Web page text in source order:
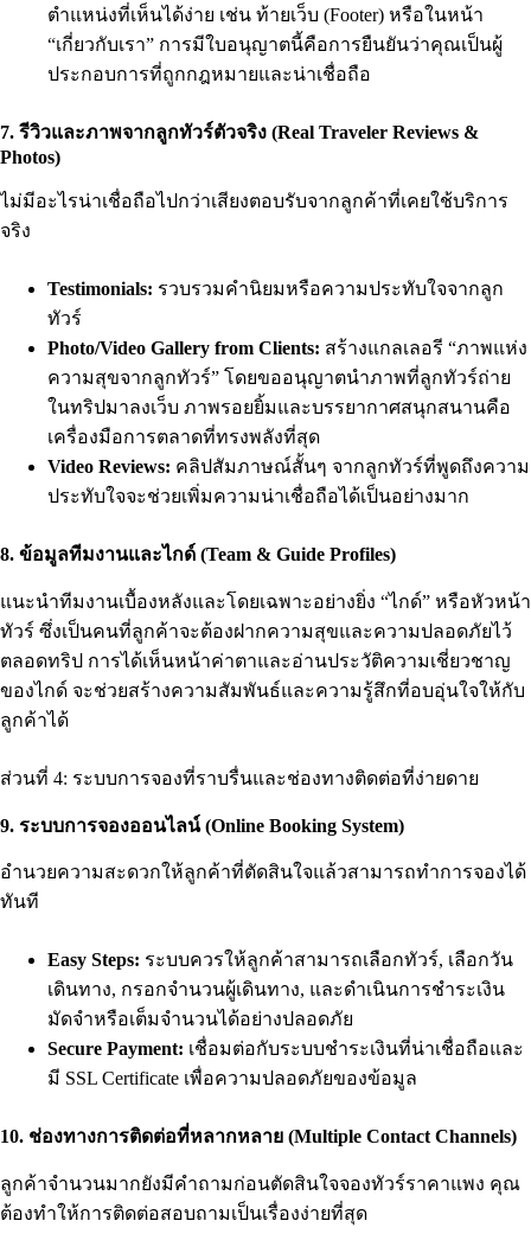
ตำแหน่งที่เห็นได้ง่าย เช่น ท้ายเว็บ (Footer) หรือในหน้า
“เกี่ยวกับเรา” การมีใบอนุญาตนี้คือการยืนยันว่าคุณเป็นผู้
ประกอบการที่ถูกกฎหมายและน่าเชื่อถือ
7. รีวิวและภาพจากลูกทัวร์ตัวจริง (Real Traveler Reviews &
Photos)
ไม่มีอะไรน่าเชื่อถือไปกว่าเสียงตอบรับจากลูกค้าที่เคยใช้บริการ
จริง
Testimonials: รวบรวมคำนิยมหรือความประทับใจจากลูก
ทัวร์
Photo/Video Gallery from Clients: สร้างแกลเลอรี “ภาพแห่ง
ความสุขจากลูกทัวร์” โดยขออนุญาตนำภาพที่ลูกทัวร์ถ่าย
ในทริปมาลงเว็บ ภาพรอยยิ้มและบรรยากาศสนุกสนานคือ
เครื่องมือการตลาดที่ทรงพลังที่สุด
Video Reviews: คลิปสัมภาษณ์สั้นๆ จากลูกทัวร์ที่พูดถึงความ
ประทับใจจะช่วยเพิ่มความน่าเชื่อถือได้เป็นอย่างมาก
8. ข้อมูลทีมงานและไกด์ (Team & Guide Profiles)
แนะนำทีมงานเบื้องหลังและโดยเฉพาะอย่างยิ่ง “ไกด์” หรือหัวหน้า
ทัวร์ ซึ่งเป็นคนที่ลูกค้าจะต้องฝากความสุขและความปลอดภัยไว้
ตลอดทริป การได้เห็นหน้าค่าตาและอ่านประวัติความเชี่ยวชาญ
ของไกด์ จะช่วยสร้างความสัมพันธ์และความรู้สึกที่อบอุ่นใจให้กับ
ลูกค้าได้
ส่วนที่ 4: ระบบการจองที่ราบรื่นและช่องทางติดต่อที่ง่ายดาย
9. ระบบการจองออนไลน์ (Online Booking System)
อำนวยความสะดวกให้ลูกค้าที่ตัดสินใจแล้วสามารถทำการจองได้
ทันที
Easy Steps: ระบบควรให้ลูกค้าสามารถเลือกทัวร์, เลือกวัน
เดินทาง, กรอกจำนวนผู้เดินทาง, และดำเนินการชำระเงิน
มัดจำหรือเต็มจำนวนได้อย่างปลอดภัย
Secure Payment: เชื่อมต่อกับระบบชำระเงินที่น่าเชื่อถือและ
มี SSL Certificate เพื่อความปลอดภัยของข้อมูล
10. ช่องทางการติดต่อที่หลากหลาย (Multiple Contact Channels)
ลูกค้าจำนวนมากยังมีคำถามก่อนตัดสินใจจองทัวร์ราคาแพง คุณ
ต้องทำให้การติดต่อสอบถามเป็นเรื่องง่ายที่สุด